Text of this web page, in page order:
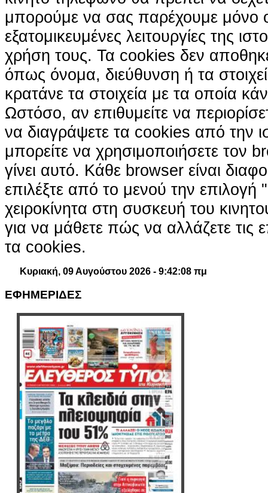
μπορούμε να σας παρέχουμε μόνο
εξατομικευμένες λειτουργίες της
χρήση τους. Τα cookies δεν
όπως όνομα, διεύθυνση ή τα
κρατάνε τα στοιχεία με τα οποία
Ωστόσο, αν επιθυμείτε να
να διαγράψετε τα cookies από την
μπορείτε να χρησιμοποιήσετε τον
γίνει αυτό. Κάθε browser είναι
επιλέξτε από το μενού την επιλογή
χειροκίνητα στη συσκευή του
για να μάθετε πώς να αλλάζετε τις
τα cookies.
Κυριακή, 09 Αυγούστου 2026 - 9:42:09 πμ
ΕΦΗΜΕΡΙΔΕΣ